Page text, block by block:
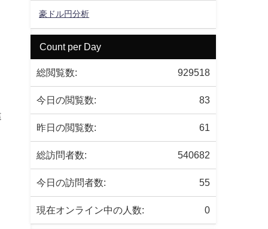
豪ドル円分析
Count per Day
929518
総閲覧数:
83
今日の閲覧数:
61
昨日の閲覧数:
540682
総訪問者数:
55
今日の訪問者数:
0
現在オンライン中の人数: